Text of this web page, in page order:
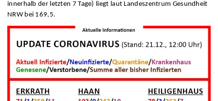
innerhalb der letzten 7 Tage) liegt laut Landeszentrum Gesundheit
NRW bei 169,5.